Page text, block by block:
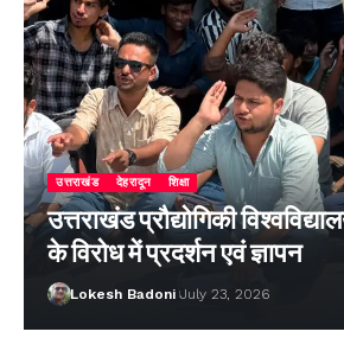
उत्तराखंड देहरादून शिक्षा
उत्तराखंड प्रौद्योगिकी
के विरोध में प्रदर्शन एवं ज्ञापन
Lokesh Badoni July 23, 2026